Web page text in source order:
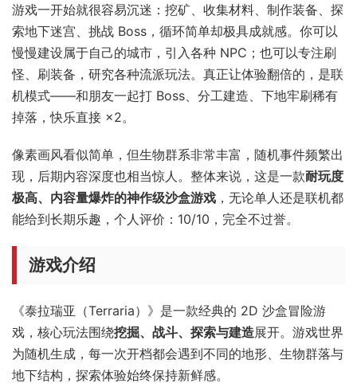
游戏一开始就很容易沉迷：挖矿、收集材料、制作装备、探
索地下迷宫、挑战 Boss，循环简单却极具成就感。你可以
慢慢建设属于自己的城市，引入各种 NPC；也可以专注刷
怪、刷装备，研究各种流派玩法。真正让体验翻倍的，是联
机模式——和朋友一起打 Boss、分工建造、下地牢刷稀有
掉落，快乐直接 ×2。
像素画风看似简单，但生物群系非常丰富，随机事件频繁出
现，后期内容深度也相当惊人。整体来说，这是一款耐玩度
极高、内容量爆炸的神作级沙盒游戏 ，无论单人还是联机都
能给到长期乐趣，个人评价：10/10，完全不过誉。
游戏介绍
《泰拉瑞亚（Terraria）》是一款经典的 2D 沙盒冒险游
戏，核心玩法围绕挖掘、战斗、探索与建造展开。游戏世界
为随机生成，每一次开档都会遇到不同的地形、生物群落与
地下结构，探索体验始终保持新鲜感。